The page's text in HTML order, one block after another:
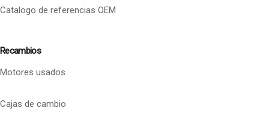
Catalogo de referencias OEM
Recambios
Motores usados
Cajas de cambio